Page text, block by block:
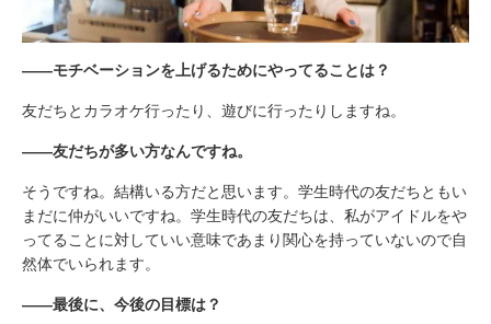
――モチベーションを上げるためにやってることは？
友だちとカラオケ行ったり、遊びに行ったりしますね。
――友だちが多い方なんですね。
そうですね。結構いる方だと思います。学生時代の友だちともい
まだに仲がいいですね。学生時代の友だちは、私がアイドルをや
ってることに対していい意味であまり関心を持っていないので自
然体でいられます。
――最後に、今後の目標は？